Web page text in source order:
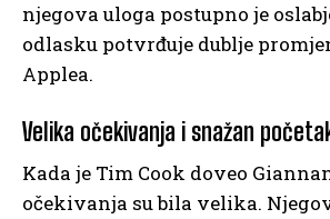
njegova uloga postupno je
odlasku potvrđuje dublje
Applea.
Velika očekivanja i snažan
Kada je Tim Cook doveo
očekivanja su bila velika.